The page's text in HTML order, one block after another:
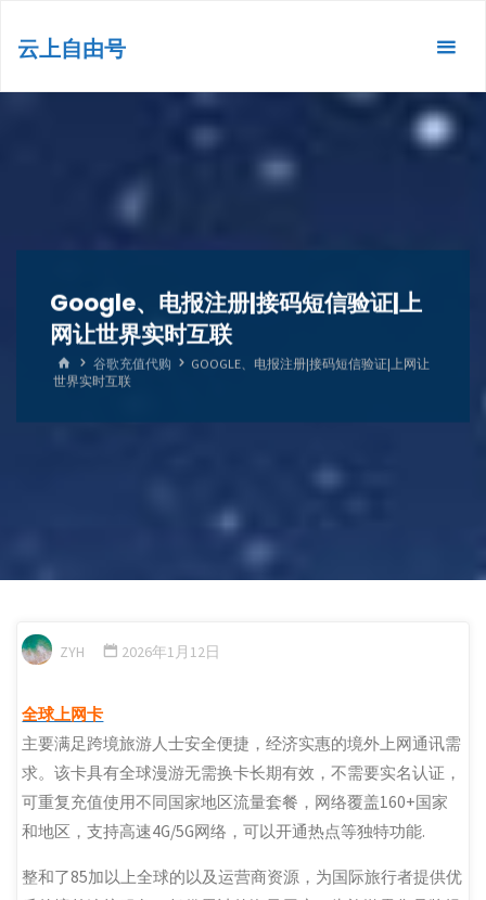
云上自由号
Google、电报注册|接码短信验证|上
网让世界实时互联
首
页
谷歌充值代购
GOOGLE、电报注册|接码短信验证|上网让
世界实时互联
ZYH 2026年1月12日
全球上网卡
主要满足跨境旅游人士安全便捷，经济实惠的境外上网通讯需
求。该卡具有全球漫游无需换卡长期有效，不需要实名认证，
可重复充值使用不同国家地区流量套餐，网络覆盖160+国家
和地区，支持高速4G/5G网络，可以开通热点等独特功能.
整和了85加以上全球的以及运营商资源，为国际旅行者提供优